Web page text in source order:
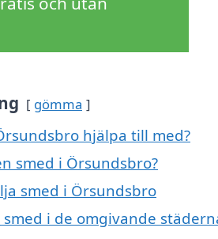
gömma
hjälpa till med?
smed i Örsundsbro?
smed i Örsundsbro
smed i de omgivande